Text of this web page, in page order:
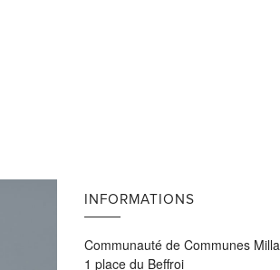
INFORMATIONS
Communauté de Communes
1 place du Beffroi